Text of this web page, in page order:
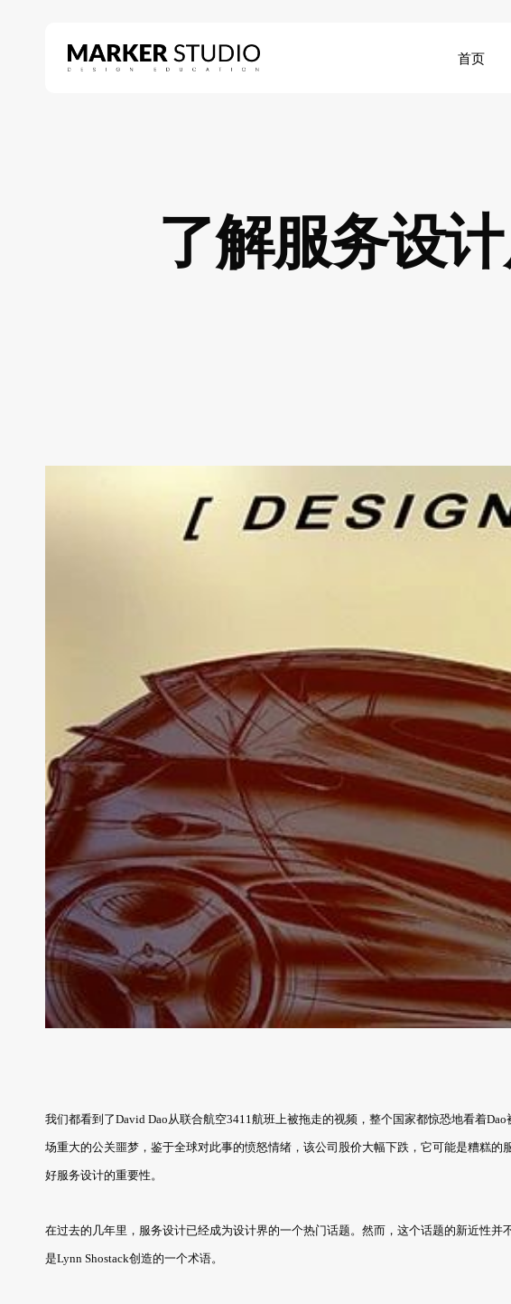
首页
了解服务设
我们都看到了David Dao从联合航空3411航班上被拖走的视频，整个国家都惊恐地看着
场重大的公关噩梦，鉴于全球对此事的愤怒情绪，该公司股价大幅下跌，它可能是糟糕
好服务设计的重要性。
在过去的几年里，服务设计已经成为设计界的一个热门话题。然而，这个话题的新近性
是Lynn Shostack创造的一个术语。